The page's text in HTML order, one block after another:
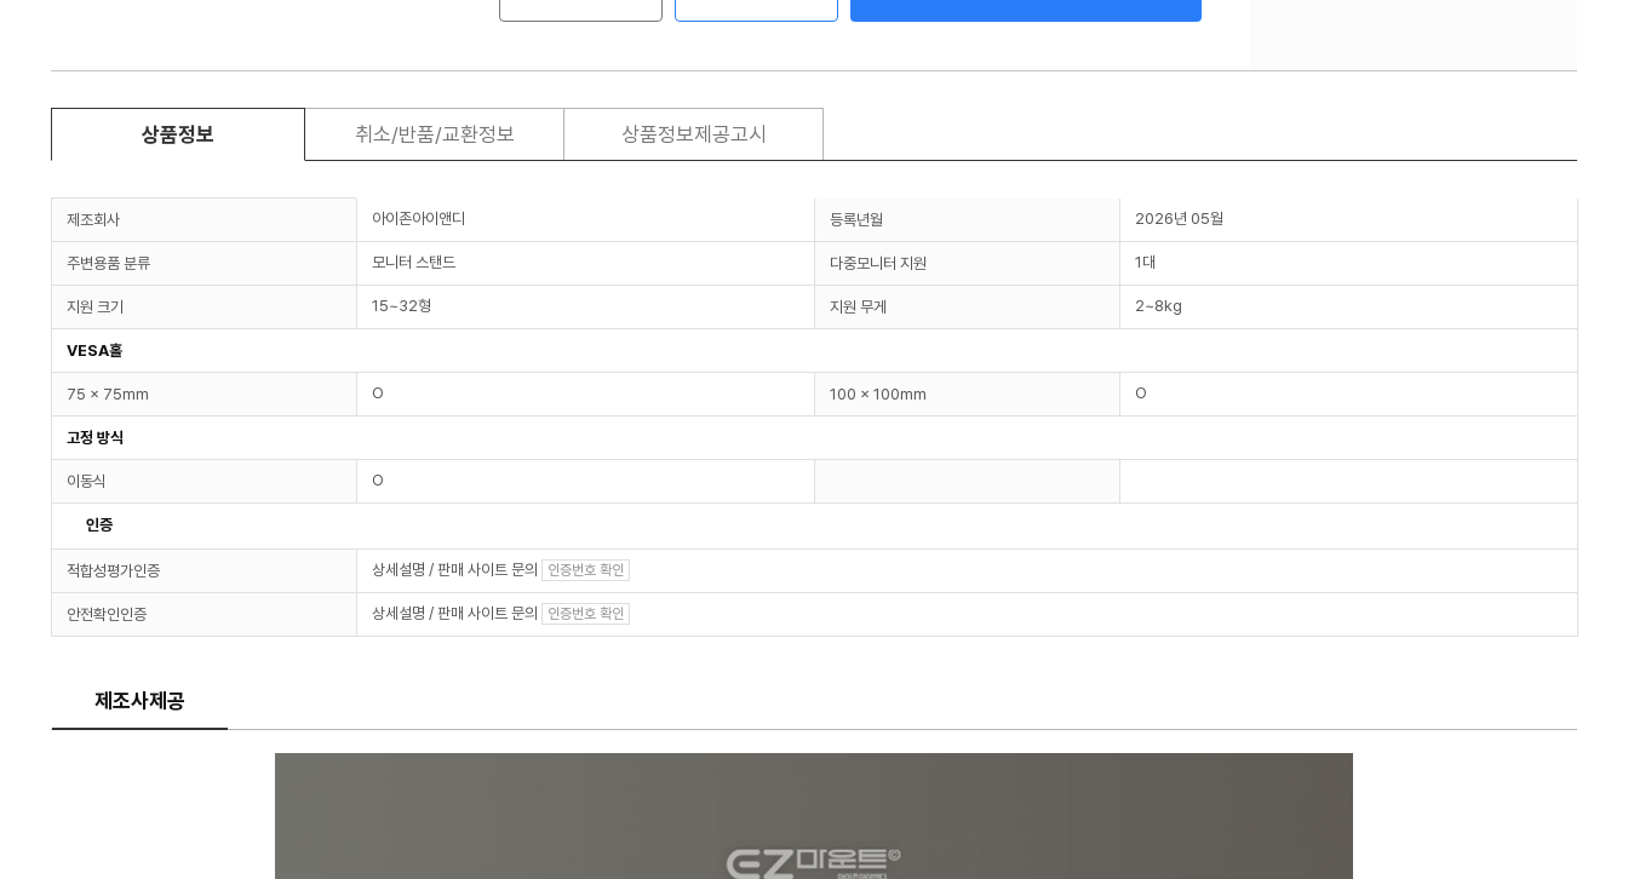
상품정보 취소/반품/교환정보 상품정보제공고시
제조회사 아이존아이앤디 등록년월 2026년 05월
주변용품 분류 모니터 스탠드 다중모니터 지원 1대
지원 크기 15~32형 지원 무게 2~8kg
VESA홀
75 x 75mm O 100 x 100mm O
고정 방식
이동식 O
인증
적합성평가인증 상세설명 / 판매 사이트 문의 인증번호 확인
안전확인인증 상세설명 / 판매 사이트 문의 인증번호 확인
제조사제공